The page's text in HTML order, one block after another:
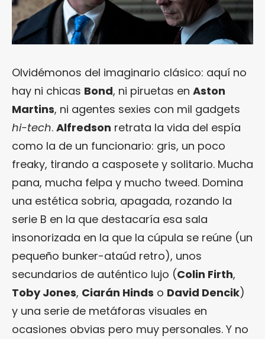
Olvidémonos del imaginario clásico: aquí no
hay ni chicas Bond, ni piruetas en Aston
Martins, ni agentes sexies con mil gadgets
hi-tech. Alfredson retrata la vida del espía
como la de un funcionario: gris, un poco
freaky, tirando a casposete y solitario. Mucha
pana, mucha felpa y mucho tweed. Domina
una estética sobria, apagada, rozando la
serie B en la que destacaría esa sala
insonorizada en la que la cúpula se reúne (un
pequeño bunker-ataúd retro), unos
secundarios de auténtico lujo (Colin Firth,
Toby Jones, Ciarán Hinds o David Dencik)
y una serie de metáforas visuales en
ocasiones obvias pero muy personales. Y no